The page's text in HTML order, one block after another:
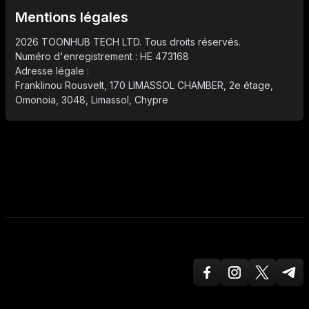
Mentions légales
2026 TOONHUB TECH LTD. Tous droits réservés.
Numéro d'enregistrement : HE 473168
Adresse légale :
Franklinou Rousvelt, 170 LIMASSOL CHAMBER, 2e étage,
Omonoia, 3048, Limassol, Chypre
FacebookInstagramTwitter X